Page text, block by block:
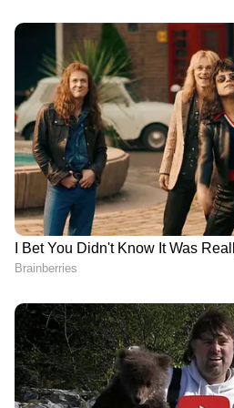
Follow Us
DOWNLOAD APP